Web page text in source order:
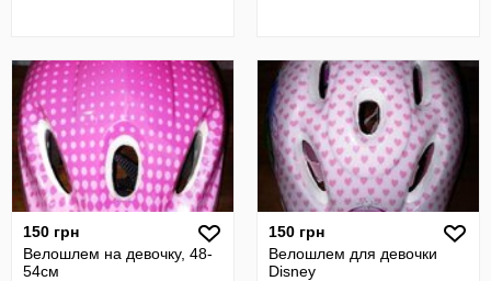
150 грн
Велошлем на девочку, 48-
54см
150 грн
Велошлем для девочки
Disney